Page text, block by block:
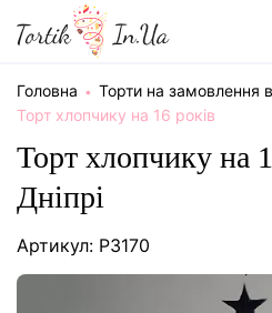
Головна Торти на замовлення в
Торт хлопчику на 16 років
Торт хлопчику на
Дніпрі
Артикул: P3170